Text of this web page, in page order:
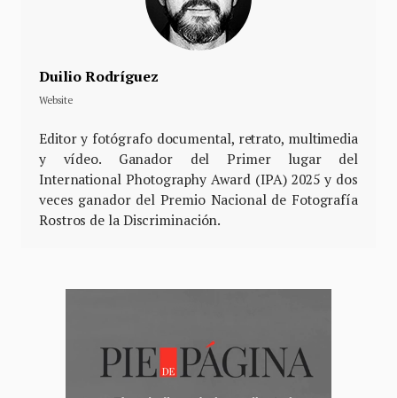
Duilio Rodríguez
Website
Editor y fotógrafo documental, retrato, multimedia
y vídeo. Ganador del Primer lugar del
International Photography Award (IPA) 2025 y dos
veces ganador del Premio Nacional de Fotografía
Rostros de la Discriminación.